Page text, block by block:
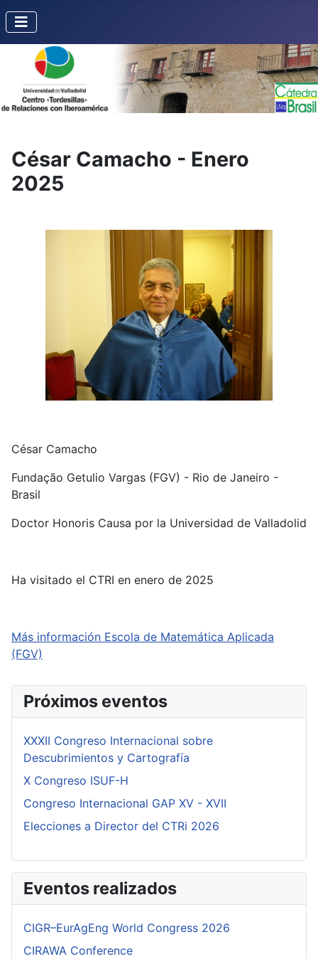
César Camacho - Enero
2025
César Camacho
Fundação Getulio Vargas (FGV) - Rio de Janeiro -
Brasil
Doctor Honoris Causa por la Universidad de Valladolid
Ha visitado el CTRI en enero de 2025
Más información Escola de Matemática Aplicada
(FGV)
Próximos eventos
XXXII Congreso Internacional sobre
Descubrimientos y Cartografía
X Congreso ISUF-H
Congreso Internacional GAP XV - XVII
Elecciones a Director del CTRi 2026
Eventos realizados
CIGR–EurAgEng World Congress 2026
CIRAWA Conference